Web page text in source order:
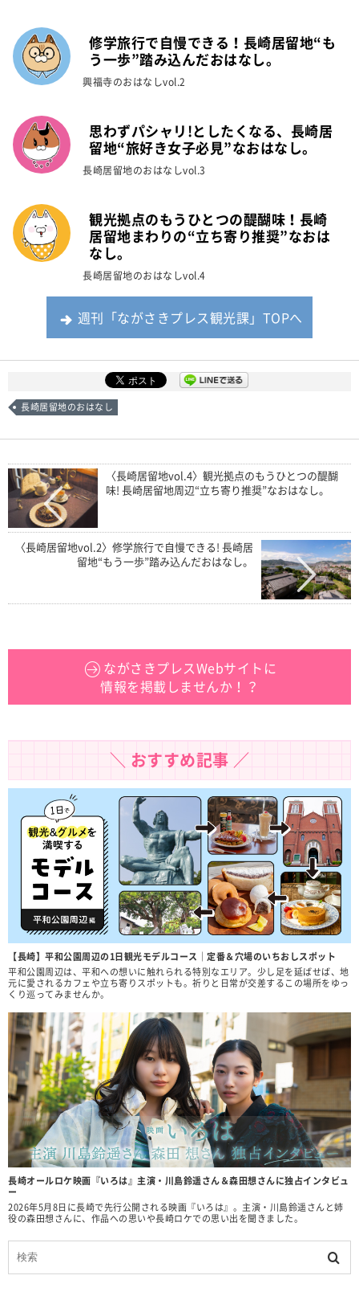
修学旅行で自慢できる！長崎居留地“も
う一歩”踏み込んだおはなし。
興福寺のおはなしvol.2
思わずパシャリ!としたくなる、長崎居
留地“旅好き女子必見”なおはなし。
長崎居留地のおはなしvol.3
観光拠点のもうひとつの醍醐味！長崎
居留地まわりの“立ち寄り推奨”なおは
なし。
長崎居留地のおはなしvol.4
週刊「ながさきプレス観光課」TOPへ
長崎居留地のおはなし
〈長崎居留地vol.4〉観光拠点のもうひとつの醍醐
味! 長崎居留地周辺“立ち寄り推奨”なおはなし。
〈長崎居留地vol.2〉修学旅行で自慢できる! 長崎居
留地“もう一歩”踏み込んだおはなし。
ながさきプレスWebサイトに
情報を掲載しませんか！？
＼ おすすめ記事 ／
【長崎】平和公園周辺の1日観光モデルコース｜定番＆穴場のいちおしスポット
平和公園周辺は、平和への想いに触れられる特別なエリア。少し足を延ばせば、地
元に愛されるカフェや立ち寄りスポットも。祈りと日常が交差するこの場所をゆっ
くり巡ってみませんか。
長崎オールロケ映画『いろは』主演・川島鈴遥さん＆森田想さんに独占インタビュ
ー
2026年5月8日に長崎で先行公開される映画『いろは』。主演・川島鈴遥さんと姉
役の森田想さんに、作品への思いや長崎ロケでの思い出を聞きました。